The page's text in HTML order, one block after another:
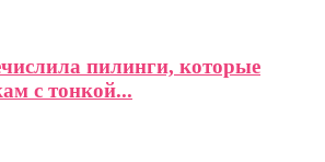
пилинги, которые
с тонкой...